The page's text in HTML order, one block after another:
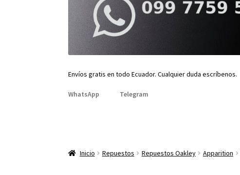
Envíos gratis en todo Ecuador. Cualquier duda escríbenos.
WhatsApp Telegram
Inicio Repuestos Repuestos Oakley Apparition